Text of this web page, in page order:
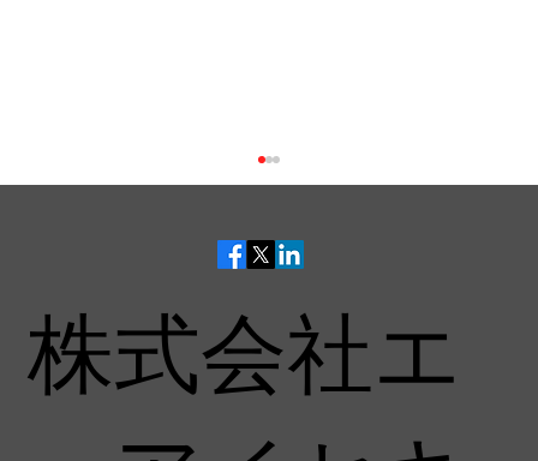
AeyeScan、「2026年上半期 BOXIL資料
株式会社エ